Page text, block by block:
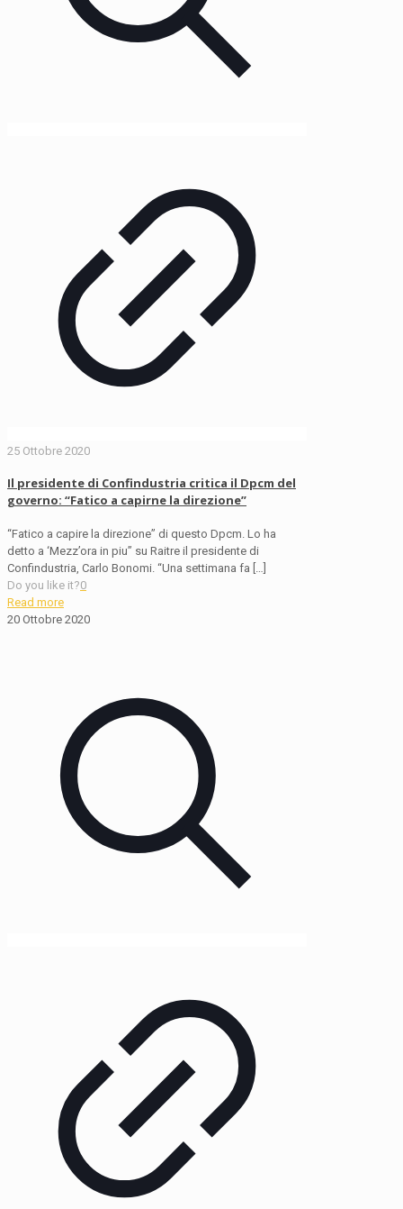
25 Ottobre 2020
Il presidente di Confindustria critica il Dpcm del
governo: “Fatico a capirne la direzione”
“Fatico a capire la direzione” di questo Dpcm. Lo ha
detto a ‘Mezz’ora in piu” su Raitre il presidente di
Confindustria, Carlo Bonomi. “Una settimana fa […]
Do you like it?0
Read more
20 Ottobre 2020